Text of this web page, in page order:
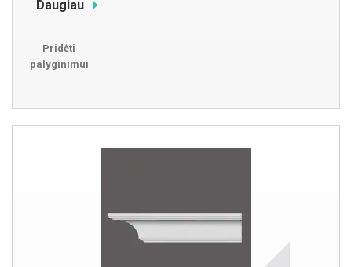
Daugiau
Pridėti
palyginimui